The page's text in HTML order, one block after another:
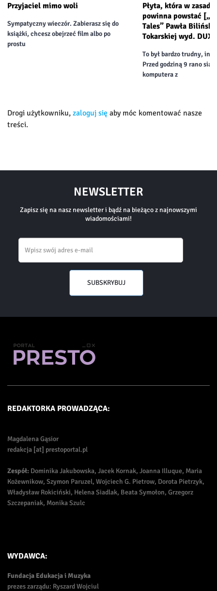
Przyjaciel mimo woli
Sympatyczny wieczór. Zabierasz się do
książki, chcesz obejrzeć film albo po
prostu
Płyta, która w
powinna powstać
Tales” Pawła
Tokarskiej wyd. DUX]
To był bardzo trudny,
Przed godziną 9 rano
komputera z
Drogi użytkowniku, zaloguj się aby móc komentować nasze
treści.
NEWSLETTER
Zapisz się na nasz newsletter i bądź na bieżąco z najnowszymi
wiadomościami!
SUBSKRYBUJ
REDAKTORKA PROWADZĄCA:
Magdalena Gąsior
redakcja [at] prestoportal.pl
Zespół: Dominika Jakubowska, Jacek Kornak, Joanna Illuque, Maria
Kożewnikow, Szymon Paruzel, Wojciech G. Pietrow, Dorota Pietrzyk,
Władysław Rokiciński, Helena Siadlak, Beata Symołon, Grzegorz
Szczepaniak, Monika Szulc
WYDAWCA:
Fundacja Edukacja i Muzyka
prezes zarządu: Ryszard Wojciul